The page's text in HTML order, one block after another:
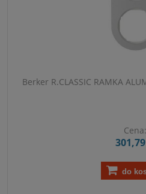
Berker R.CLASSIC RAMKA
Cena:
301,79
do